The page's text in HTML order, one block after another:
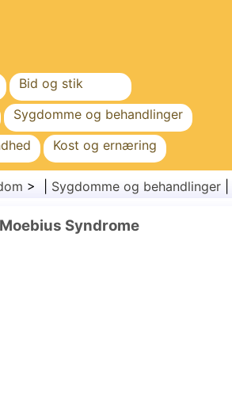
Bid og stik
Sygdomme og behandlinger
Kost og ernæring
Sundhedssektoren
Sundhed
> | Sygdomme og behandlinger
Syndrome